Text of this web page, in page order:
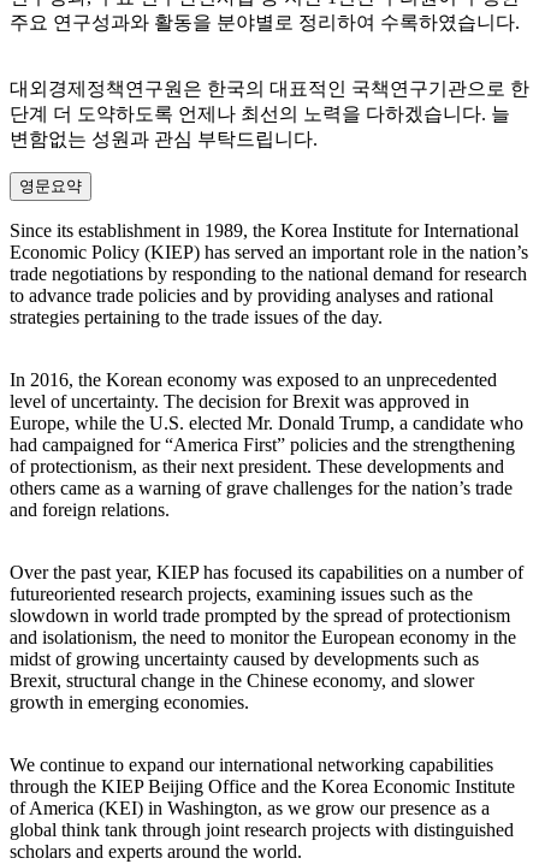
주요 연구성과와 활동을 분야별로 정리하여 수록하였습니다.
대외경제정책연구원은 한국의 대표적인 국책연구기관으로 한
단계 더 도약하도록 언제나 최선의 노력을 다하겠습니다. 늘
변함없는 성원과 관심 부탁드립니다.
영문요약
Since its establishment in 1989, the Korea Institute for International
Economic Policy (KIEP) has served an important role in the nation’s
trade negotiations by responding to the national demand for research
to advance trade policies and by providing analyses and rational
strategies pertaining to the trade issues of the day.
In 2016, the Korean economy was exposed to an unprecedented
level of uncertainty. The decision for Brexit was approved in
Europe, while the U.S. elected Mr. Donald Trump, a candidate who
had campaigned for “America First” policies and the strengthening
of protectionism, as their next president. These developments and
others came as a warning of grave challenges for the nation’s trade
and foreign relations.
Over the past year, KIEP has focused its capabilities on a number of
futureoriented research projects, examining issues such as the
slowdown in world trade prompted by the spread of protectionism
and isolationism, the need to monitor the European economy in the
midst of growing uncertainty caused by developments such as
Brexit, structural change in the Chinese economy, and slower
growth in emerging economies.
We continue to expand our international networking capabilities
through the KIEP Beijing Office and the Korea Economic Institute
of America (KEI) in Washington, as we grow our presence as a
global think tank through joint research projects with distinguished
scholars and experts around the world.